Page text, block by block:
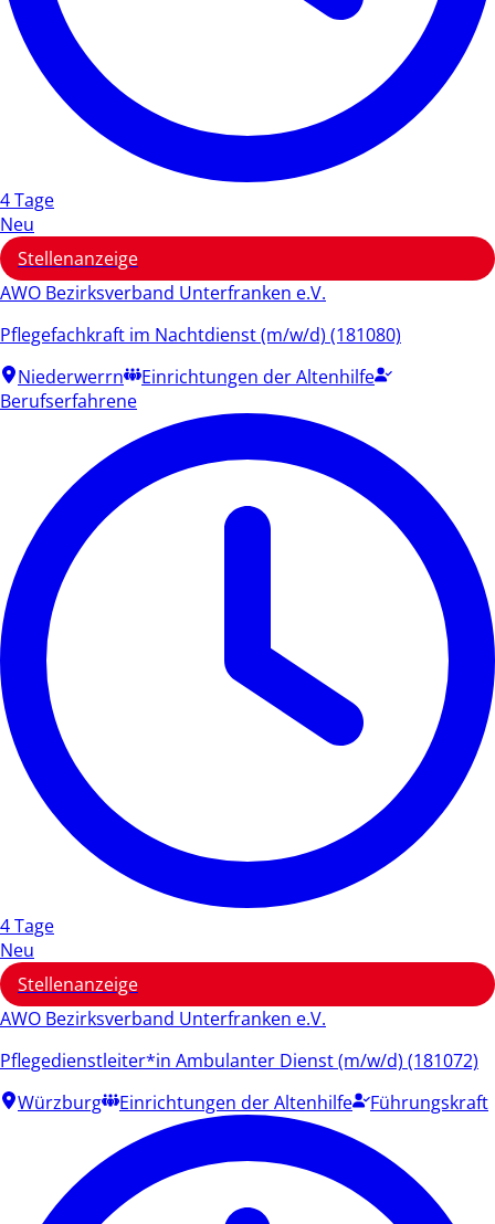
4 Tage
Neu
Stellenanzeige
AWO Bezirksverband Unterfranken e.V.
Pflegefachkraft im Nachtdienst (m/w/d) (181080)
Niederwerrn
Einrichtungen der Altenhilfe
Berufserfahrene
4 Tage
Neu
Stellenanzeige
AWO Bezirksverband Unterfranken e.V.
Pflegedienstleiter*in Ambulanter Dienst (m/w/d) (181072)
Würzburg
Einrichtungen der Altenhilfe Führungskraft